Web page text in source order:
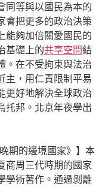
同等與以國民為本的
會把更多的政治決策
能夠加倍關愛國民的
基礎上的共享空間結
。在不受拘束與法治
主，用仁責限制平易
更好地解決全球政治
托邦。北京年夜學出
期的邊境國家》】本
商周三代時期的國家
學術著作。通過剝離